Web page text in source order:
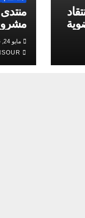
مايو 24, 2026